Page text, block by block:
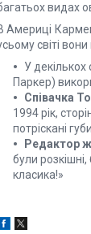
видах
Америці
світі
У декількох
Паркер)
Співачка
1994 рік,
потріскані
Редактор
були
класика!»